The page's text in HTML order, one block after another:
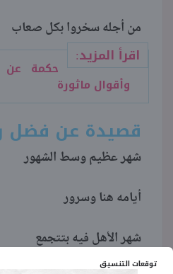
توقعات التنسيق
من أجله سخروا بكل صعاب
اقرأ المزيد:
حكمة عن
وأقوال ماثورة
قصيدة عن فضل
شهر عظيم وسط الشهور
أيامه هنا وسرور
شهر الأهل فيه بتتجمع